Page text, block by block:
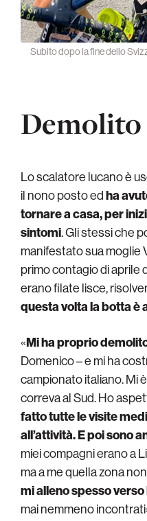
Subito dopo la fine dello
Lo scalatore lucano è
il nono posto edha
tornare a casa, per
sintomi. Gli stessi che
manifestato sua moglie
primo contagio di aprile
erano filate lisce,
questa volta la botta è
«Mi ha proprio
Domenico – e mi ha
campionato italiano. Mi
correva al Sud. Ho
fatto tutte le visite
all’attività. E poi sono
miei compagni erano a
ma a me quella zona
mi alleno spesso verso
mai nemmeno